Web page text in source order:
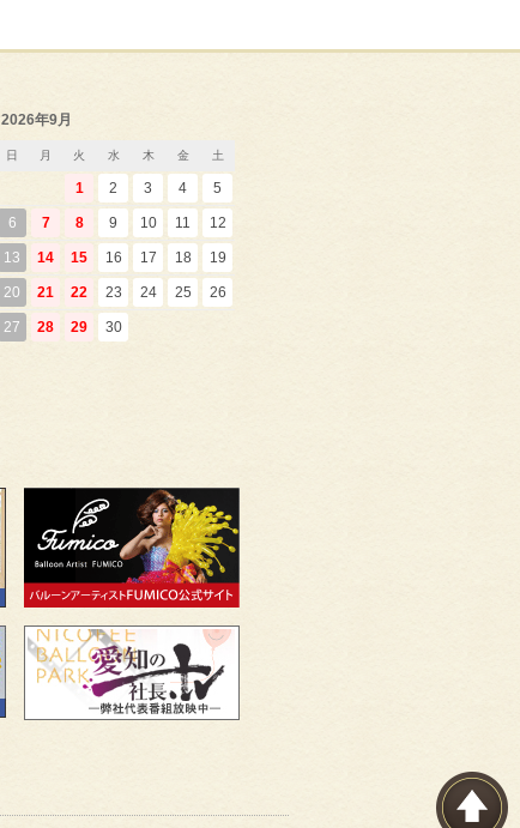
2026年9月
日 月 火 水 木 金 土
1 2 3 4 5
6 7 8 9 10 11 12
13 14 15 16 17 18 19
20 21 22 23 24 25 26
27 28 29 30